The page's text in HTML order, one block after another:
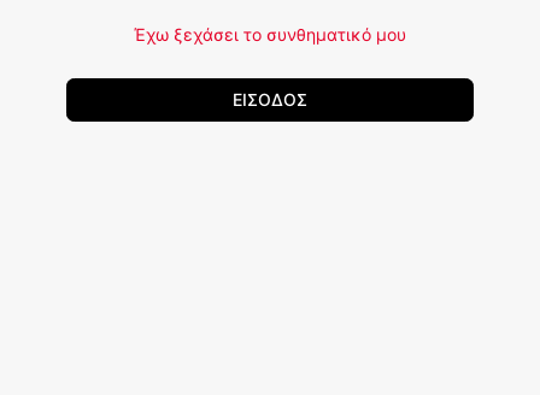
Έχω ξεχάσει το συνθηματικό μου
ΕΙΣΟΔΟΣ